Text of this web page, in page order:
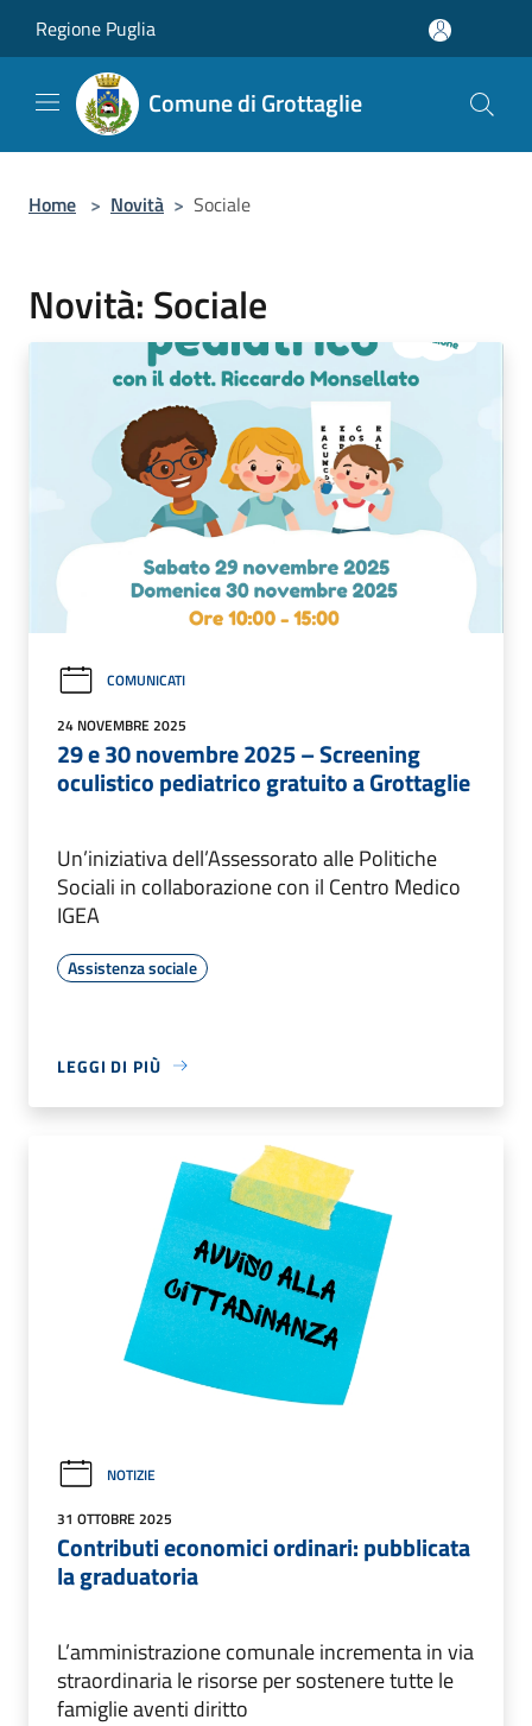
Regione Puglia
Comune di Grottaglie
Home > Novità > Sociale
Novità: Sociale
COMUNICATI
24 NOVEMBRE 2025
29 e 30 novembre 2025 – Screening
oculistico pediatrico gratuito a Grottaglie
Un’iniziativa dell’Assessorato alle Politiche
Sociali in collaborazione con il Centro Medico
IGEA
Assistenza sociale
LEGGI DI PIÙ
NOTIZIE
31 OTTOBRE 2025
Contributi economici ordinari: pubblicata
la graduatoria
L’amministrazione comunale incrementa in via
straordinaria le risorse per sostenere tutte le
famiglie aventi diritto